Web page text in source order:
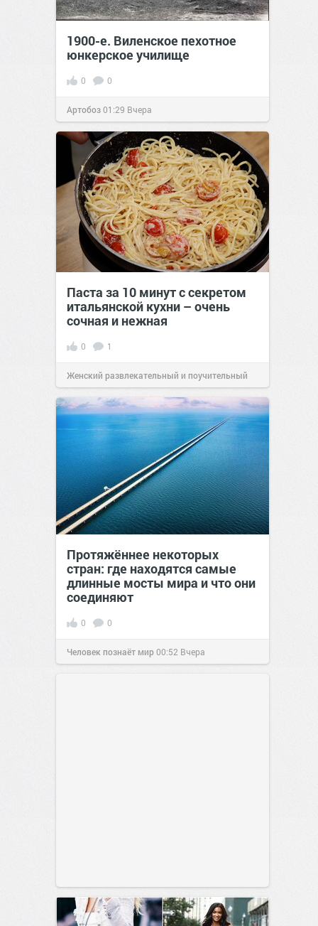
1900-е. Виленское пехотное
юнкерское училище
0 0
Артобоз01:29 Вчера
Паста за 10 минут с секретом
итальянской кухни – очень
сочная и нежная
0 1
Женский развлекательный и поучительный
сайт. 23:4006 авг 2026
Протяжённее некоторых
стран: где находятся самые
длинные мосты мира и что они
соединяют
0 0
Человек познаёт мир00:52 Вчера